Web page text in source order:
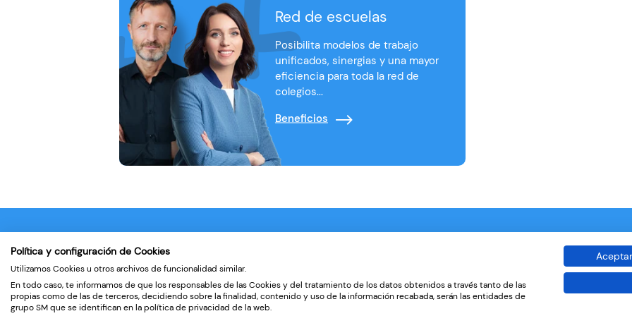
Red de escuelas
Posibilita modelos de trabajo
unificados, sinergias y una mayor
eficiencia para toda la red de
colegios...
Beneficios
©2026
Condiciones de uso
Política y configuración de Cookies
Utilizamos Cookies u otros archivos de funcionalidad similar.
En todo caso, te informamos de que los responsables de las Cookies y del tratamiento de los datos obtenidos a través tanto de las
propias como de las de terceros, decidiendo sobre la finalidad, contenido y uso de la información recabada, serán las entidades de
grupo SM que se identifican en la política de privacidad de la web.